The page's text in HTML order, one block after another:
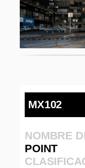
MX102
NOMBRE
POINT